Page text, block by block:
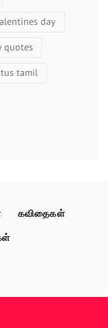
day
quotes
tamil
கவிதைகள்